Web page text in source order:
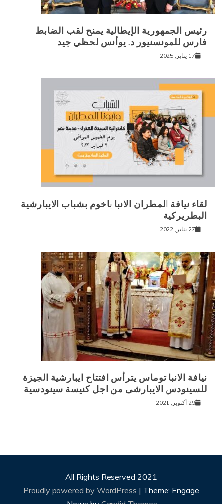
رئيس الجمهورية الإيطالية يمنح لقب الضابط
فارس للمونسنيور د. يوأنس لحظي جيد
17 يناير, 2025
لقاء نيافة المطران الانبا باخوم بشباب الايبارشية
البطريركية
27 يناير, 2022
نيافة الانبا توماس يترأس افتتاح ايبارشية الجيزة
للسينودس الايبارشى من اجل كنيسة سينودسية
29 أكتوبر, 2021
All Rights Reserved 2021
Proudly powered by WordPress | Theme: Engage